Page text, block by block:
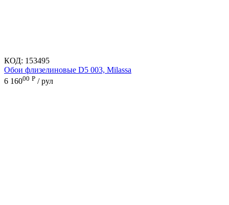
КОД: 153495
Обои флизелиновые D5 003, Milassa
6 16000 Р / рул